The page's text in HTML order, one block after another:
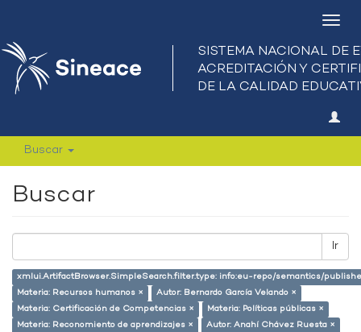
Buscar
Buscar
Ir
xmlui.ArtifactBrowser.SimpleSearch.filter.type: info:eu-repo/semantics/
Materia: Recursos humanos ×
Autor: Bernardo García Velando ×
Materia: Certificación de Competencias ×
Materia: Políticas públicas ×
Materia: Reconomiento de aprendizajes ×
Autor: Anahí Chávez Ruesta ×